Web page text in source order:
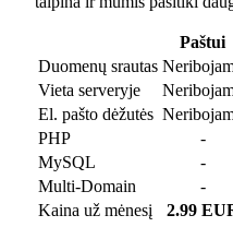
Paštui
Duomenų srautas
Vieta serveryje
El. pašto dėžutės
PHP
-
MySQL
-
Multi-Domain
-
Kaina už mėnesį
2.99